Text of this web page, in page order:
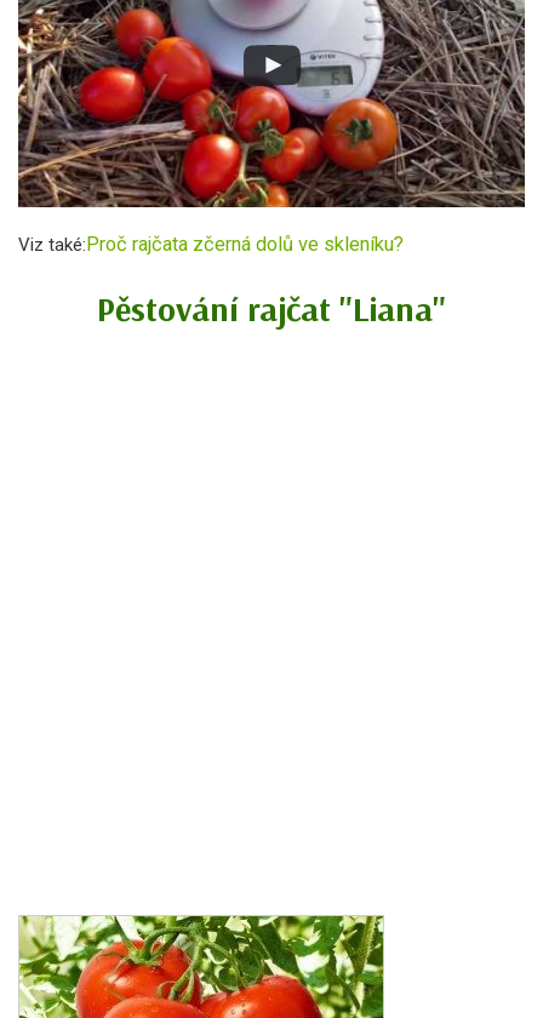
Viz také:Proč rajčata zčerná dolů ve skleníku?
Pěstování rajčat "Liana"